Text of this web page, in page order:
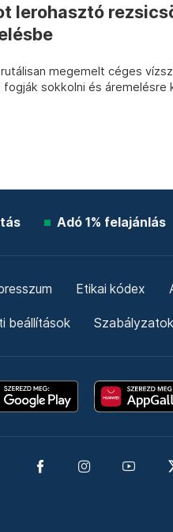
lerohasztó
megemelt céges
sokkolni és áremelésre
Adó 1% felajánlás
Etikai kódex
beállítások Szabályzatok